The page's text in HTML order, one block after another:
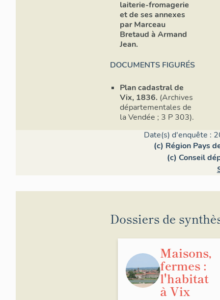
laiterie-fromagerie
et de ses annexes
par Marceau
Bretaud à Armand
Jean.
DOCUMENTS FIGURÉS
Plan cadastral de
Vix, 1836. (Archives
départementales de
la Vendée ; 3 P 303).
Date(s) d'enquête :
(c) Région Pays
(c) Conseil
Dossiers de
Maisons,
fermes :
l'habitat
à Vix